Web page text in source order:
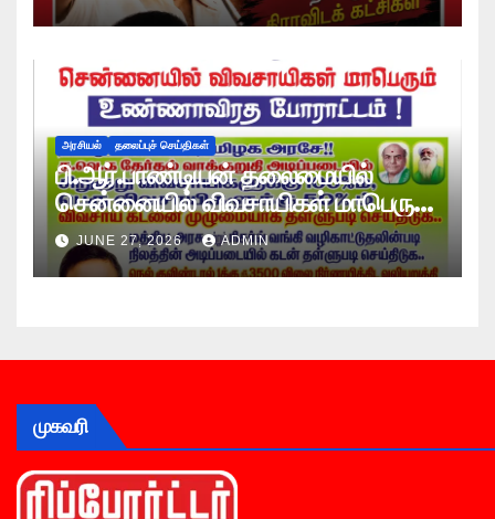
அரசியல் தலைப்புச் செய்திகள்
பி.ஆர்.பாண்டியன் தலைமையில்
சென்னையில் விவசாயிகள் மாபெரும்
உண்ணாவிரத போராட்டம் !
JUNE 27, 2026 ADMIN
முகவரி